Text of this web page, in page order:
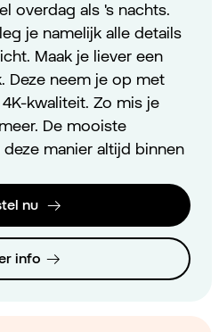
overdag als 's nachts.
je namelijk alle details
Maak je liever een
Deze neem je op met
kwaliteit. Zo mis je
De mooiste
manier altijd binnen
nu
info